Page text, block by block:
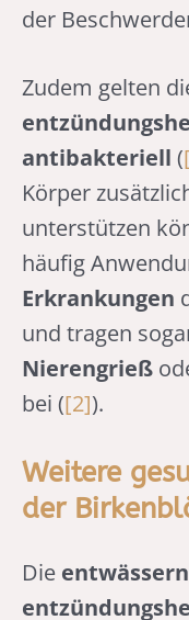
der
Zudem gelten
antibakteriell (
Körper
unterstützen
häufig
Erkrankungen
und tragen
Nierengrieß
bei ([2]).
Weitere
der
Die